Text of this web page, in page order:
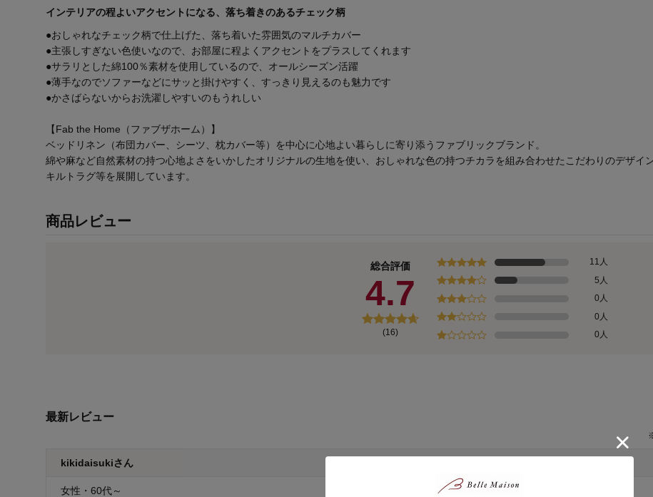
インテリアの程よいアクセントになる、落ち着きのあるチェック柄
●おしゃれなチェック柄で仕上げた、落ち着いた雰囲気のマルチカバー
●主張しすぎない色使いなので、お部屋に程よくアクセントをプラスしてくれます
●サラリとした綿100％素材を使用しているので、オールシーズン活躍
●薄手なのでソファーなどにサッと掛けやすく、すっきり見えるのも魅力です
●かさばらないからお洗濯しやすいのもうれしい
【Fab the Home（ファブザホーム）】
ベッドリネン（布団カバー、シーツ、枕カバー等）を中心に心地よい暮らしに寄り添うファブリックブランド。
綿や麻など自然素材の持つ心地よさをいかしたオリジナルの生地を使い、おしゃれな色の持つチカラを組み合わせたこだわりのデザイ
キルトラグ等を展開しています。
商品レビュー
総合評価
4.7
(16)
11人
5人
0人
0人
0人
最新レビュー
kikidaisukiさん
女性・60代～